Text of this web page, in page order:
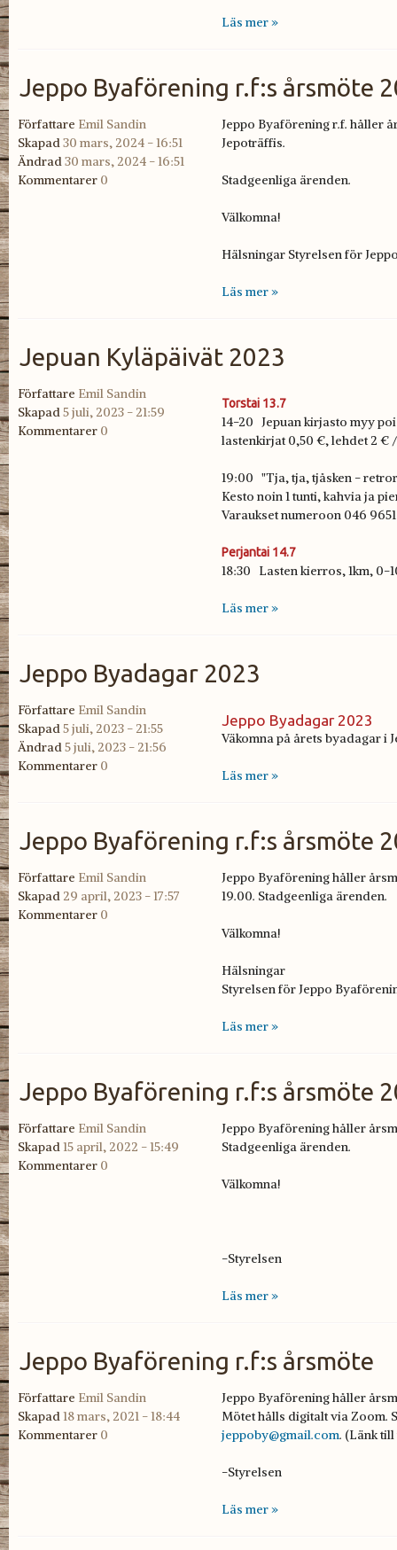
Läs mer »
Jeppo Byaförening r.f:s årsmöte
Författare Emil Sandin
Skapad30 mars, 2024 - 16:51
Ändrad30 mars, 2024 - 16:51
Kommentarer 0
Jeppo Byaförening r.f. håller
Jepoträffis.
Stadgeenliga ärenden.
Välkomna!
Hälsningar Styrelsen för
Läs mer »
Jepuan Kyläpäivät 2023
Författare Emil Sandin
Skapad5 juli, 2023 - 21:59
Kommentarer 0
Torstai 13.7
14-20 Jepuan kirjasto myy
lastenkirjat 0,50 €, lehdet 2 €
19:00 "Tja, tja, tjåsken -
Kesto noin 1 tunti, kahvia ja
Varaukset numeroon 046
Perjantai 14.7
18:30 Lasten kierros, 1km, 0-
Läs mer »
Jeppo Byadagar 2023
Författare Emil Sandin
Skapad5 juli, 2023 - 21:55
Ändrad5 juli, 2023 - 21:56
Kommentarer 0
Jeppo Byadagar 2023
Väkomna på årets byadagar i
Läs mer »
Jeppo Byaförening r.f:s årsmöte
Författare Emil Sandin
Skapad 29 april, 2023 - 17:57
Kommentarer 0
Jeppo Byaförening håller
19.00. Stadgeenliga ärenden.
Välkomna!
Hälsningar
Styrelsen för Jeppo
Läs mer »
Jeppo Byaförening r.f:s årsmöte
Författare Emil Sandin
Skapad15 april, 2022 - 15:49
Kommentarer 0
Jeppo Byaförening håller
Stadgeenliga ärenden.
Välkomna!
-Styrelsen
Läs mer »
Jeppo Byaförening r.f:s årsmöte
Författare Emil Sandin
Skapad18 mars, 2021 - 18:44
Kommentarer 0
Jeppo Byaförening håller
Mötet hålls digitalt via Zoom.
jeppoby@gmail.com. (Länk
-Styrelsen
Läs mer »